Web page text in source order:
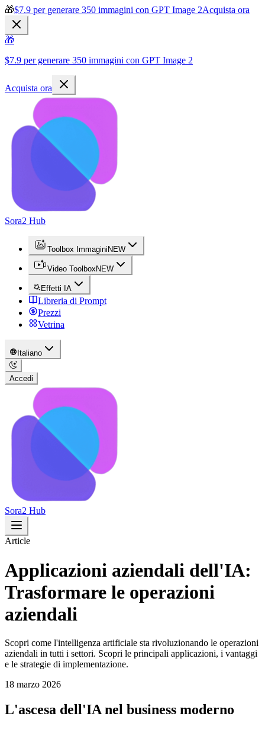
🎁$7.9 per generare 350 immagini con GPT Image 2Acquista ora
🎁
$7.9 per generare 350 immagini con GPT Image 2
Acquista ora
Sora2 Hub
Toolbox Immagini NEW
Video Toolbox NEW
Effetti IA
Libreria di Prompt
Prezzi
Vetrina
Italiano
Accedi
Sora2 Hub
Article
Applicazioni aziendali dell'IA:
Trasformare le operazioni
aziendali
Scopri come l'intelligenza artificiale sta rivoluzionando le operazioni
aziendali in tutti i settori. Scopri le principali applicazioni, i vantaggi
e le strategie di implementazione.
18 marzo 2026
L'ascesa dell'IA nel business moderno